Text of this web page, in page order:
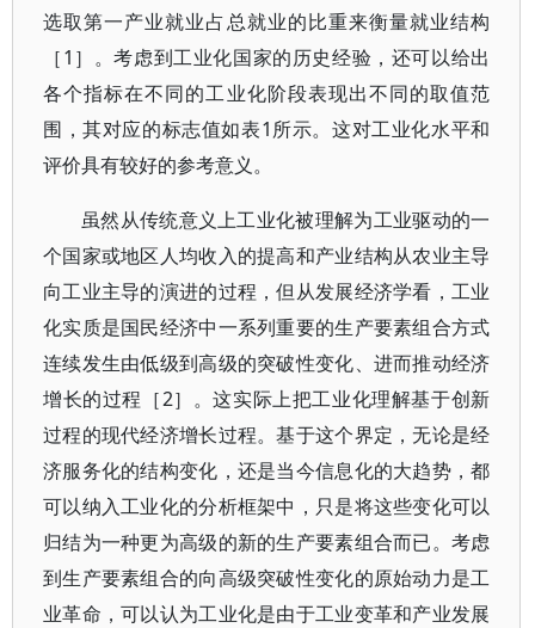
选取第一产业就业占总就业的比重来衡量就业结构
［1］。考虑到工业化国家的历史经验，还可以给出
各个指标在不同的工业化阶段表现出不同的取值范
围，其对应的标志值如表1所示。这对工业化水平和
评价具有较好的参考意义。
虽然从传统意义上工业化被理解为工业驱动的一
个国家或地区人均收入的提高和产业结构从农业主导
向工业主导的演进的过程，但从发展经济学看，工业
化实质是国民经济中一系列重要的生产要素组合方式
连续发生由低级到高级的突破性变化、进而推动经济
增长的过程［2］。这实际上把工业化理解基于创新
过程的现代经济增长过程。基于这个界定，无论是经
济服务化的结构变化，还是当今信息化的大趋势，都
可以纳入工业化的分析框架中，只是将这些变化可以
归结为一种更为高级的新的生产要素组合而已。考虑
到生产要素组合的向高级突破性变化的原始动力是工
业革命，可以认为工业化是由于工业变革和产业发展